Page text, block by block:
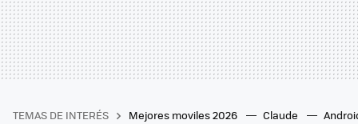
TEMAS DE INTERÉS Mejores moviles 2026 Claude